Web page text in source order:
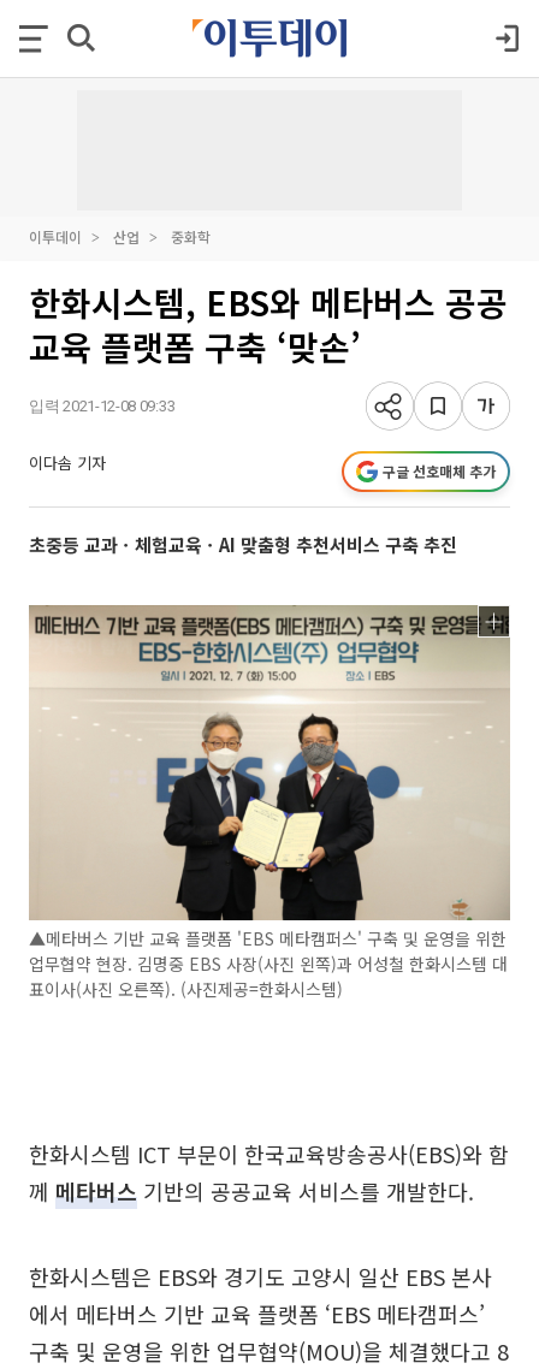
이투데이 산업 중화학
한화시스템, EBS와 메타버스 공공
교육 플랫폼 구축 ‘맞손’
입력 2021-12-08 09:33
이다솜 기자 구글 선호매체 추가
초중등 교과ㆍ체험교육ㆍAI 맞춤형 추천서비스 구축 추진
▲메타버스 기반 교육 플랫폼 'EBS 메타캠퍼스' 구축 및 운영을 위한
업무협약 현장. 김명중 EBS 사장(사진 왼쪽)과 어성철 한화시스템 대
표이사(사진 오른쪽). (사진제공=한화시스템)
한화시스템 ICT 부문이 한국교육방송공사(EBS)와 함
께 메타버스 기반의 공공교육 서비스를 개발한다.
한화시스템은 EBS와 경기도 고양시 일산 EBS 본사
에서 메타버스 기반 교육 플랫폼 ‘EBS 메타캠퍼스’
구축 및 운영을 위한 업무협약(MOU)을 체결했다고 8